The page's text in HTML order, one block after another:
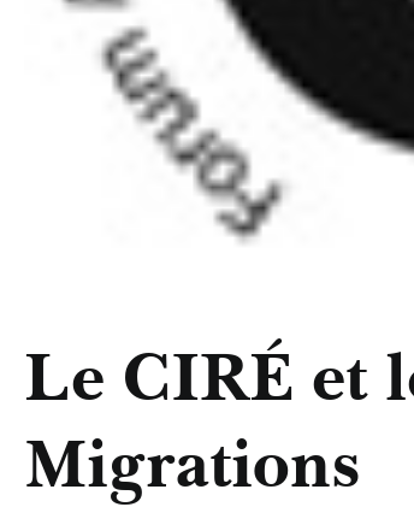
Le CIRÉ et
Migrations